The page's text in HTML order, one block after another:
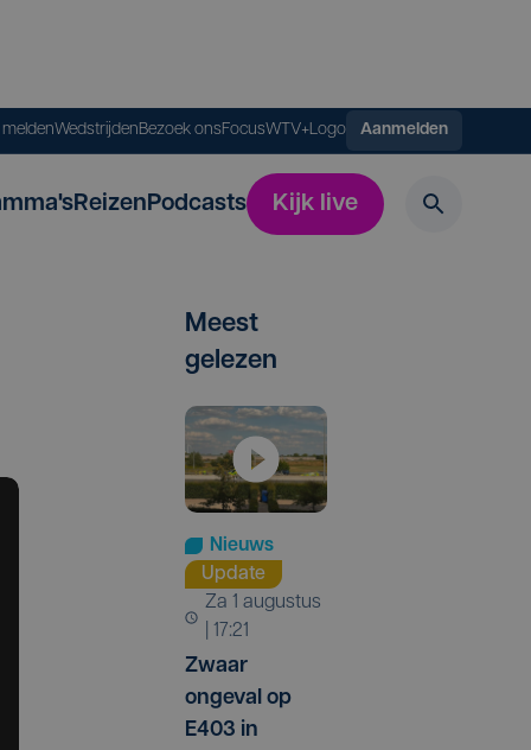
WedstrijdenBezoek onsFocusWTV+Logo Aanmelden
ReizenPodcasts Kijk live
Meest
gelezen
Nieuws
Update
za 1 augustus
| 17:21
Zwaar
ongeval op
E403 in